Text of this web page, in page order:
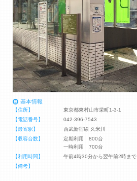
基本情報
【住所】
東京都東村山市栄町1-3-1
【電話番号】
042-396-7543
【最寄駅】
西武新宿線 久米川
【収容台数】
定期利用 800台
一時利用 700台
【利用時間】
午前4時30分から翌午前2時まで
【備考】